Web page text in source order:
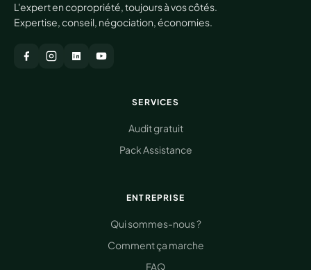
L'expert en copropriété, toujours à vos côtés.
Expertise, conseil, négociation, économies.
SERVICES
Audit gratuit
Pack Assistance
ENTREPRISE
Qui sommes-nous ?
Comment ça marche
FAQ